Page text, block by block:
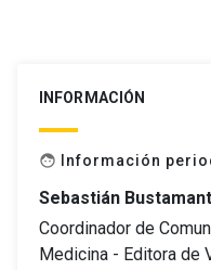
INFORMACIÓN
face Información
Sebastián
Coordinador de
Medicina - Editora de